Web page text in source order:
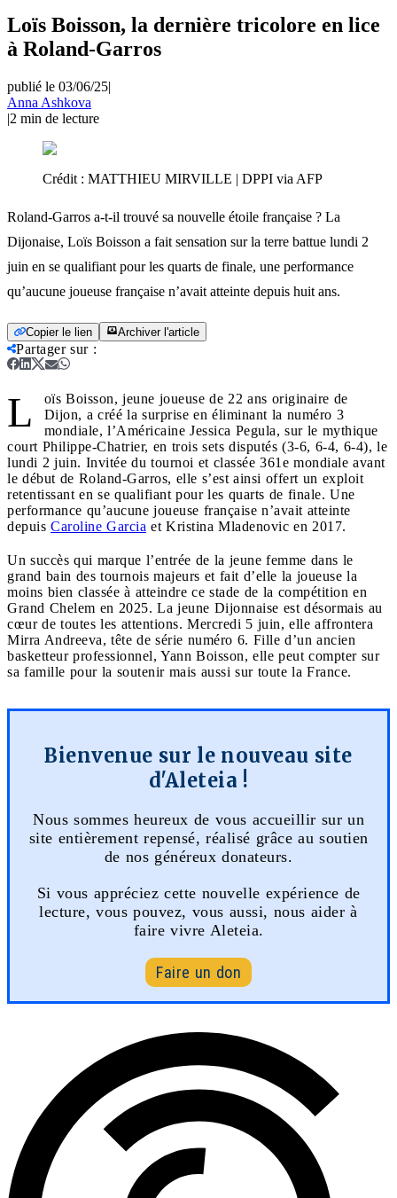
Loïs Boisson, la dernière tricolore en lice
à Roland-Garros
publié le 03/06/25|
Anna Ashkova
|2 min de lecture
Crédit : MATTHIEU MIRVILLE | DPPI via AFP
Roland-Garros a-t-il trouvé sa nouvelle étoile française ? La
Dijonaise, Loïs Boisson a fait sensation sur la terre battue lundi 2
juin en se qualifiant pour les quarts de finale, une performance
qu’aucune joueuse française n’avait atteinte depuis huit ans.
Copier le lien Archiver l'article
Partager sur:
L
oïs Boisson, jeune joueuse de 22 ans originaire de
Dijon, a créé la surprise en éliminant la numéro 3
mondiale, l’Américaine Jessica Pegula, sur le mythique
court Philippe-Chatrier, en trois sets disputés (3-6, 6-4, 6-4), le
lundi 2 juin. Invitée du tournoi et classée 361e mondiale avant
le début de Roland-Garros, elle s’est ainsi offert un exploit
retentissant en se qualifiant pour les quarts de finale. Une
performance qu’aucune joueuse française n’avait atteinte
depuis Caroline Garcia et Kristina Mladenovic en 2017.
Un succès qui marque l’entrée de la jeune femme dans le
grand bain des tournois majeurs et fait d’elle la joueuse la
moins bien classée à atteindre ce stade de la compétition en
Grand Chelem en 2025. La jeune Dijonnaise est désormais au
cœur de toutes les attentions. Mercredi 5 juin, elle affrontera
Mirra Andreeva, tête de série numéro 6. Fille d’un ancien
basketteur professionnel, Yann Boisson, elle peut compter sur
sa famille pour la soutenir mais aussi sur toute la France.
Bienvenue sur le nouveau site
d'Aleteia !
Nous sommes heureux de vous accueillir sur un
site entièrement repensé, réalisé grâce au soutien
de nos généreux donateurs.
Si vous appréciez cette nouvelle expérience de
lecture, vous pouvez, vous aussi, nous aider à
faire vivre Aleteia.
Faire un don